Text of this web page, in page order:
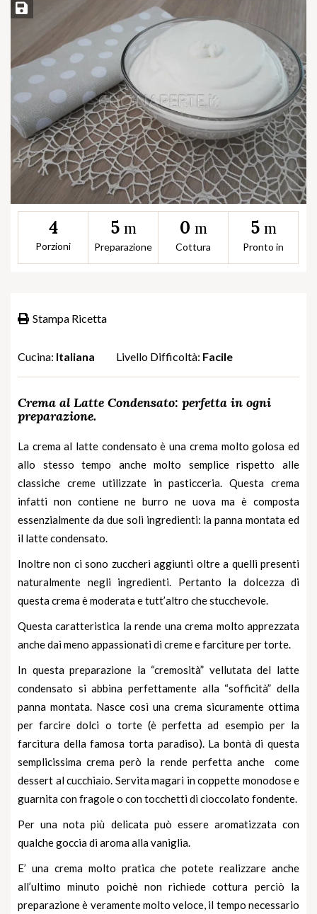
Salva ricetta
4
Porzioni
5 m
Preparazione
0 m
Cottura
5 m
Pronto in
Stampa Ricetta
Cucina: Italiana Livello Difficoltà: Facile
Crema al Latte Condensato: perfetta in ogni
preparazione.
La crema al latte condensato è una crema molto golosa ed
allo stesso tempo anche molto semplice rispetto alle
classiche creme utilizzate in pasticceria. Questa crema
infatti non contiene ne burro ne uova ma è composta
essenzialmente da due soli ingredienti: la panna montata ed
il latte condensato.
Inoltre non ci sono zuccheri aggiunti oltre a quelli presenti
naturalmente negli ingredienti. Pertanto la dolcezza di
questa crema è moderata e tutt’altro che stucchevole.
Questa caratteristica la rende una crema molto apprezzata
anche dai meno appassionati di creme e farciture per torte.
In questa preparazione la “cremosità” vellutata del latte
condensato si abbina perfettamente alla “sofficità” della
panna montata. Nasce così una crema sicuramente ottima
per farcire dolci o torte (è perfetta ad esempio per la
farcitura della famosa torta paradiso). La bontà di questa
semplicissima crema però la rende perfetta anche come
dessert al cucchiaio. Servita magari in coppette monodose e
guarnita con fragole o con tocchetti di cioccolato fondente.
Per una nota più delicata può essere aromatizzata con
qualche goccia di aroma alla vaniglia.
E’ una crema molto pratica che potete realizzare anche
all’ultimo minuto poichè non richiede cottura perciò la
preparazione è veramente molto veloce, il tempo necessario